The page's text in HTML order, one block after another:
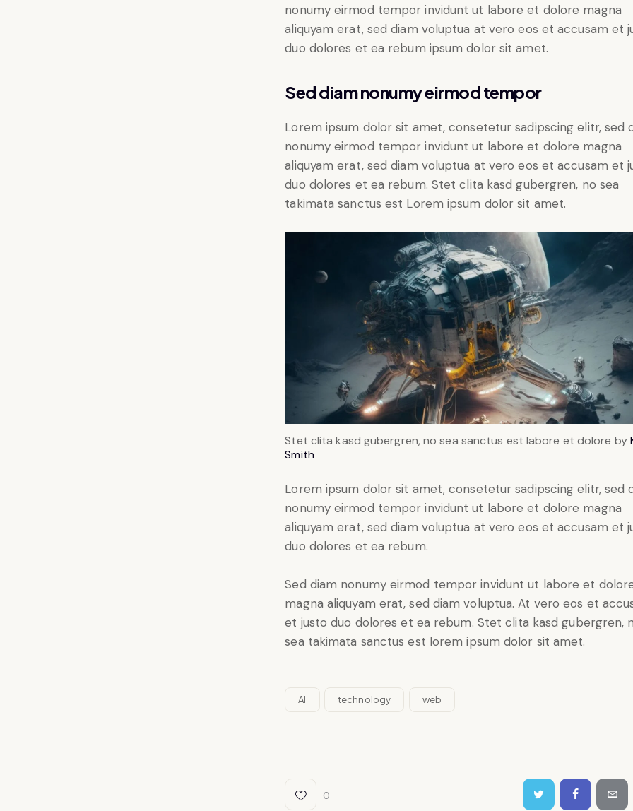
nonumy eirmod tempor invidunt ut labore et dolore magna
aliquyam erat, sed diam voluptua at vero eos et accusam et
duo dolores et ea rebum ipsum dolor sit amet.
Sed diam nonumy eirmod tempor
Lorem ipsum dolor sit amet, consetetur sadipscing elitr, sed
nonumy eirmod tempor invidunt ut labore et dolore magna
aliquyam erat, sed diam voluptua at vero eos et accusam et
duo dolores et ea rebum. Stet clita kasd gubergren, no sea
takimata sanctus est Lorem ipsum dolor sit amet.
Stet clita kasd gubergren, no sea sanctus est labore et dolore by
Smith
Lorem ipsum dolor sit amet, consetetur sadipscing elitr, sed
nonumy eirmod tempor invidunt ut labore et dolore magna
aliquyam erat, sed diam voluptua at vero eos et accusam et
duo dolores et ea rebum.
Sed diam nonumy eirmod tempor invidunt ut labore et
magna aliquyam erat, sed diam voluptua. At vero eos et
et justo duo dolores et ea rebum. Stet clita kasd gubergren,
sea takimata sanctus est lorem ipsum dolor sit amet.
AI technology web
0